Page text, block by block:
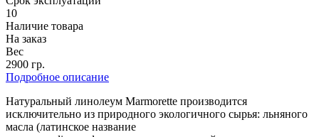
10
Наличие товара
На заказ
Вес
2900 гр.
Подробное описание
Натуральный линолеум Marmorette производится
исключительно из природного экологичного сырья: льняного
масла (латинское название